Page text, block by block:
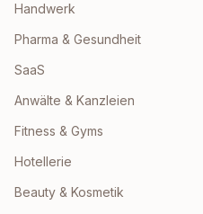
Handwerk
Pharma & Gesundheit
SaaS
Anwälte & Kanzleien
Fitness & Gyms
Hotellerie
Beauty & Kosmetik